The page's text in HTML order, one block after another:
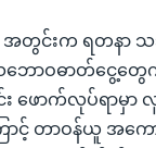
အတွင်းက ရတနာ
ာဝဓာတ်ငွေ့တွေ
ောက်လုပ်ရာမှာ လူ့
ာင့် တာဝန်ယူ အက